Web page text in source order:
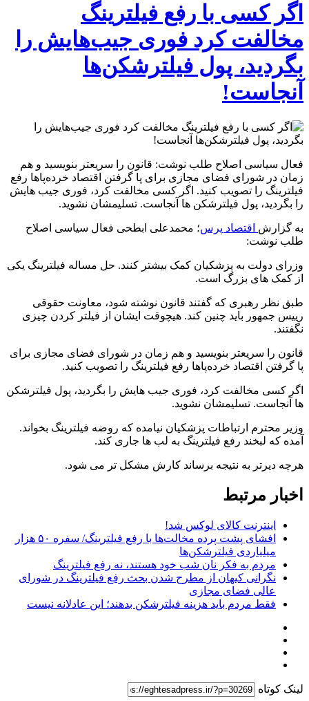
اگر کسی با رفع فیلترینگ
مخالفت کرد فوری جیب‌هایش را
بگردید، پول فیلترشکن‌ها
آنجاست!
فعال سیاسی اصلاح طلب نوشت: قانون را سریعتر بنویسید و هم
زمان در شورای فضای مجازی برای پا گرفتن اقتصاد خرده‌پاها رفع
فیلترینگ را تصویب کنید. اگر کسی مخالفت کرد، فوری جیب هایش
را بگردید، پول فیلترشکن ها آنجاست. تسلیمشان نشوید.
به گزارش اقتصاد پرس؛ محمدعلی ابطحی فعال سیاسی اصلاح
طلب نوشت:
وزرای دولت به پزشکیان کمک بیشتر کنند. حل مساله فیلترینگ یکی
از کمک های بزرگ است.
طبق نظر رهبری که گفتند قانون نوشته شود، معاونت حقوقی
رییس جمهور باید چنین کند. هیچوقت ایشان از فیلتر کردن چیزی
نگفتند.
قانون را سریعتر بنویسید و هم زمان در شورای فضای مجازی برای
پا گرفتن اقتصاد خرده‌پاها رفع فیلترینگ را تصویب کنید.
اگر کسی مخالفت کرد، فوری جیب هایش را بگردید، پول فیلترشکن
ها آنجاست. تسلیمشان نشوید.
وزیر محترم ارتباطات پزشکیان نیامده که روضه فیلترینگ بخواند.
آمده که لبخند رفع فیلترینگ به لب ها جاری کند.
هرچه دیرتر به نتیجه برساند کارش مشکل تر می شود.
اخبار مرتبط
اینترنت کالای لوکس شد!
افشای پشت پرده مخالت‌ها با رفع فیلترینگ/ سفره ۵۰ هزار
میلیاردی فیلترشکن‌ها
مردم به فکر نان شب خود هستند، نه رفع فیلترینگ
نگرانی کیهان از مطرح شدن بحث رفع فیلترینگ در شورای
عالی فضای مجازی
فقط مردم باید هزینه فیلترشکن بدهند؛ این عادلانه نیست
لینک کوتاه